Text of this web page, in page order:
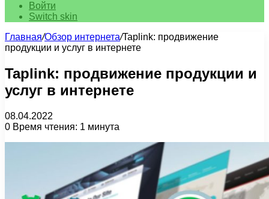
Войти
Switch skin
Главная/Обзор интернета/Taplink: продвижение
продукции и услуг в интернете
Taplink: продвижение продукции и
услуг в интернете
08.04.2022
0 Время чтения: 1 минута